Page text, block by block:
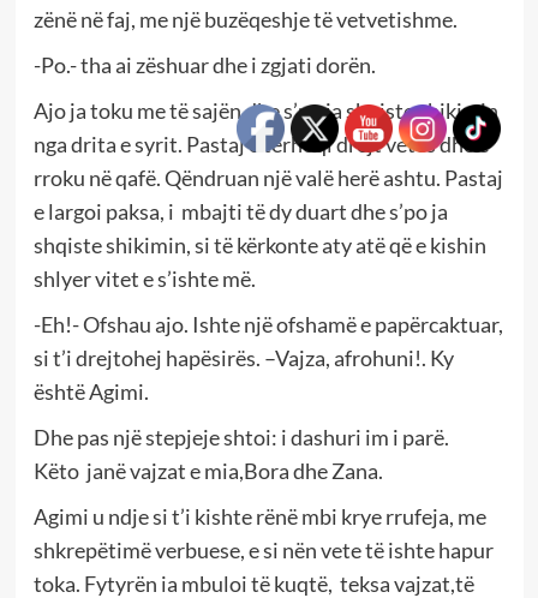
zënë në faj, me një buzëqeshje të vetvetishme.
-Po.- tha ai zëshuar dhe i zgjati dorën.
Ajo ja toku me të sajën dhe s’po ja shqiste shikimin
nga drita e syrit. Pastaj e tërhoqi drejt vetes dhe e
rroku në qafë. Qëndruan një valë herë ashtu. Pastaj
e largoi paksa, i mbajti të dy duart dhe s’po ja
shqiste shikimin, si të kërkonte aty atë që e kishin
shlyer vitet e s’ishte më.
-Eh!- Ofshau ajo. Ishte një ofshamë e papërcaktuar,
si t’i drejtohej hapësirës. –Vajza, afrohuni!. Ky
është Agimi.
Dhe pas një stepjeje shtoi: i dashuri im i parë.
Këto janë vajzat e mia,Bora dhe Zana.
Agimi u ndje si t’i kishte rënë mbi krye rrufeja, me
shkrepëtimë verbuese, e si nën vete të ishte hapur
toka. Fytyrën ia mbuloi të kuqtë, teksa vajzat,të